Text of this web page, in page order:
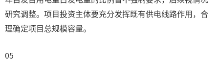
研究调整。项目投资主体要充分发挥既有供电线路作用，合
理确定项目总规模容量。
05